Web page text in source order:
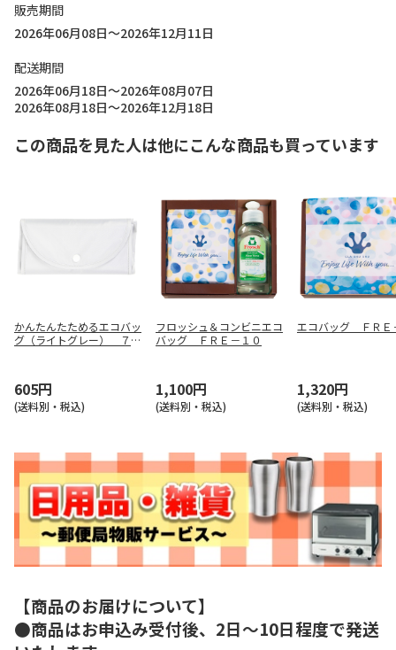
販売期間
2026年06月08日～2026年12月11日
配送期間
2026年06月18日～2026年08月07日
2026年08月18日～2026年12月18日
この商品を見た人は他にこんな商品も買っています
かんたんたためるエコバッ
グ（ライトグレー） ７３
605円
(送料別・税込)
フロッシュ＆コンビニエコ
バッグ ＦＲＥ－１０
1,100円
(送料別・税込)
エコバッグ ＦＲＥ
1,320円
(送料別・税込)
【商品のお届けについて】
●商品はお申込み受付後、2日～10日程度で発送